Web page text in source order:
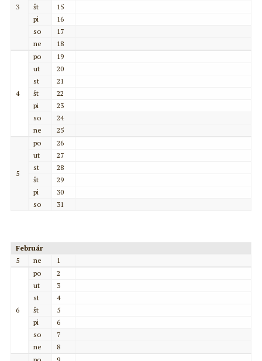
3
št
15
pi
16
so
17
ne
18
4
po
19
ut
20
st
21
št
22
pi
23
so
24
ne
25
5
po
26
ut
27
st
28
št
29
pi
30
so
31
Február
5
ne 1
6
po
2
ut
3
st
4
št
5
pi
6
so
7
ne
8